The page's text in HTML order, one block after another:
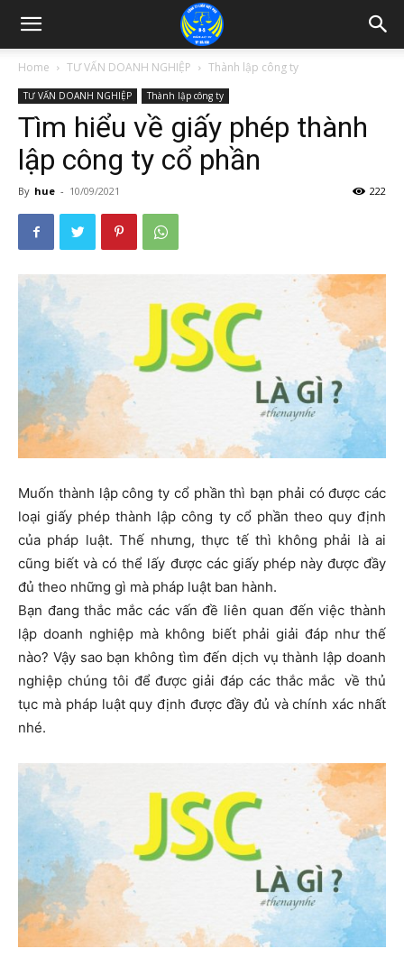
Home TƯ VẤN DOANH NGHIỆP Thành lập công ty
TƯ VẤN DOANH NGHIỆP Thành lập công ty
Tìm hiểu về giấy phép thành
lập công ty cổ phần
By hue - 10/09/2021 222
Muốn thành lập công ty cổ phần thì bạn phải có được các
loại giấy phép thành lập công ty cổ phần theo quy định
của pháp luật. Thế nhưng, thực tế thì không phải là ai
cũng biết và có thể lấy được các giấy phép này được đầy
đủ theo những gì mà pháp luật ban hành.
Bạn đang thắc mắc các vấn đề liên quan đến việc thành
lập doanh nghiệp mà không biết phải giải đáp như thế
nào? Vậy sao bạn không tìm đến dịch vụ thành lập doanh
nghiệp chúng tôi để được giải đáp các thắc mắc về thủ
tục mà pháp luật quy định được đầy đủ và chính xác nhất
nhé.